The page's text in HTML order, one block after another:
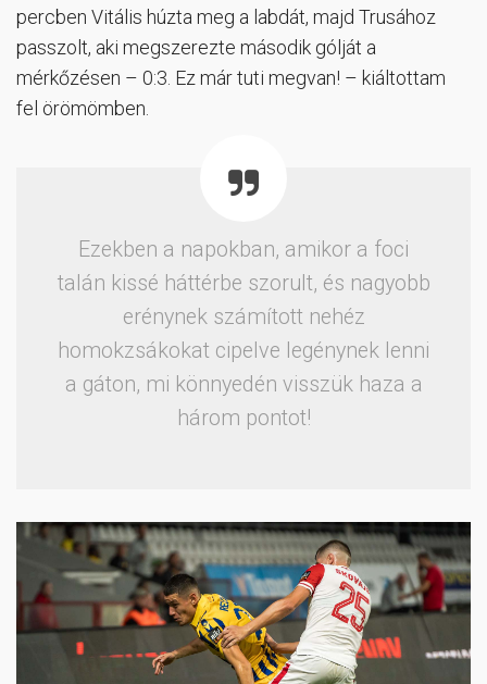
percben Vitális húzta meg a labdát, majd Trusához
passzolt, aki megszerezte második gólját a
mérkőzésen – 0:3. Ez már tuti megvan! – kiáltottam
fel örömömben.
Ezekben a napokban, amikor a foci
talán kissé háttérbe szorult, és nagyobb
erénynek számított nehéz
homokzsákokat cipelve legénynek lenni
a gáton, mi könnyedén visszük haza a
három pontot!